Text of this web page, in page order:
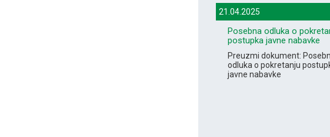
21.04.2025
Posebna odluka o
postupka javne nabavke
Preuzmi dokument:
odluka o pokretanju
javne nabavke